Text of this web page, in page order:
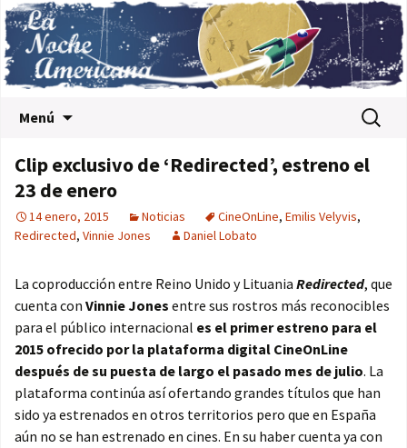
Menú Buscar:
Clip exclusivo de ‘Redirected’, estreno el
23 de enero
14 enero, 2015 Noticias CineOnLine, Emilis Velyvis,
Redirected, Vinnie Jones Daniel Lobato
La coproducción entre Reino Unido y Lituania Redirected, que
cuenta con Vinnie Jones entre sus rostros más reconocibles
para el público internacional es el primer estreno para el
2015 ofrecido por la plataforma digital CineOnLine
después de su puesta de largo el pasado mes de julio. La
plataforma continúa así ofertando grandes títulos que han
sido ya estrenados en otros territorios pero que en España
aún no se han estrenado en cines. En su haber cuenta ya con